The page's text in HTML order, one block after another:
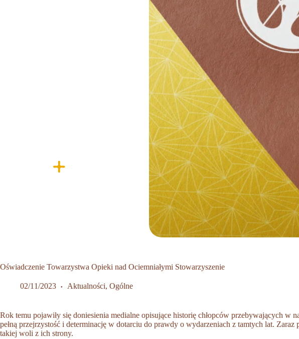
Oświadczenie Towarzystwa Opieki nad Ociemniałymi Stowarzyszenie
02/11/2023 Aktualności, Ogólne
Rok temu pojawiły się doniesienia medialne opisujące historię chłopców przebywających
pełną przejrzystość i determinację w dotarciu do prawdy o wydarzeniach z tamtych lat.
takiej woli z ich strony.